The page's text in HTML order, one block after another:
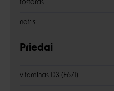
fosforas
natris
Priedai
vitaminas D3 (E671)